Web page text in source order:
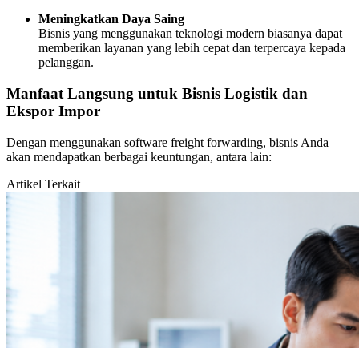
Meningkatkan Daya Saing
Bisnis yang menggunakan teknologi modern biasanya dapat
memberikan layanan yang lebih cepat dan terpercaya kepada
pelanggan.
Manfaat Langsung untuk Bisnis Logistik dan
Ekspor Impor
Dengan menggunakan software freight forwarding, bisnis Anda
akan mendapatkan berbagai keuntungan, antara lain:
Artikel Terkait